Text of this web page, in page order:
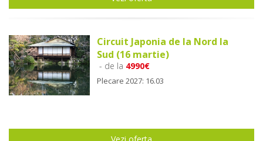
Circuit Japonia de la Nord la
Sud (16 martie)
- de la 4990€
Plecare 2027: 16.03